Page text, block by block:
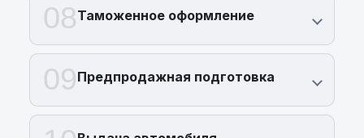
08Таможенное оформление
09Предпродажная подготовка